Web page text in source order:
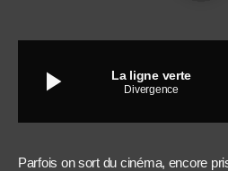
play_arrow La ligne verte
Divergence
Parfois on sort du cinéma, encore